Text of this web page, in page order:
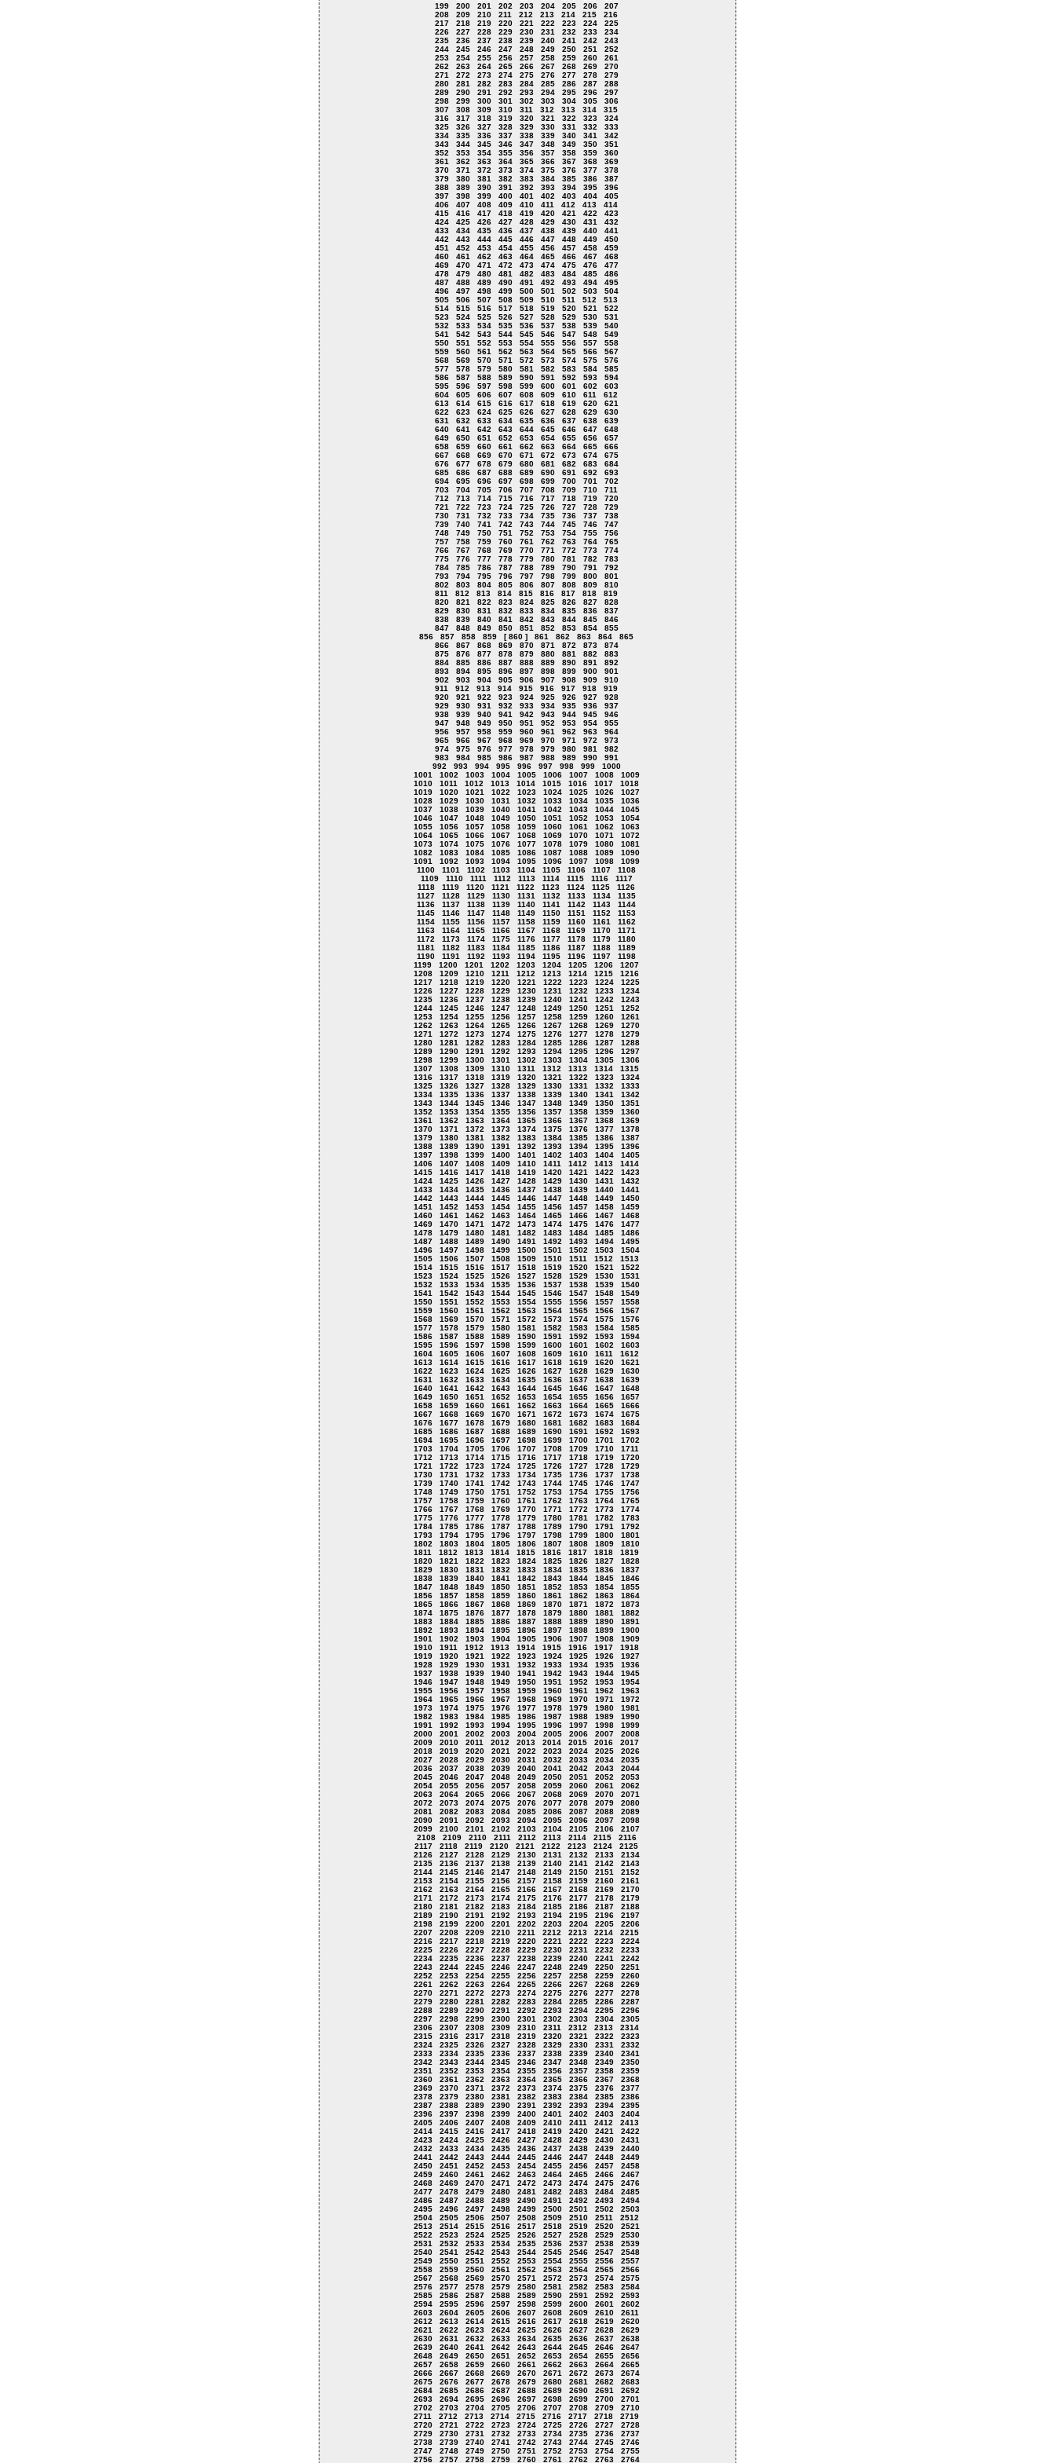
199
200 201 202 203 204 205 206
207
208
209 210 211 212 213 214 215
216
217
218 219 220 221 222 223 224
225
226
227 228 229 230 231 232 233
234
235
236 237 238 239 240 241 242
243
244
245 246 247 248 249 250 251
252
253
254 255 256 257 258 259 260
261
262
263 264 265 266 267 268 269
270
271
272 273 274 275 276 277 278
279
280
281 282 283 284 285 286 287
288
289
290 291 292 293 294 295 296
297
298
299 300 301 302 303 304 305
306
307
308 309 310 311 312 313 314
315
316
317 318 319 320 321 322 323
324
325
326 327 328 329 330 331 332
333
334
335 336 337 338 339 340 341
342
343
344 345 346 347 348 349 350
351
352
353 354 355 356 357 358 359
360
361
362 363 364 365 366 367 368
369
370
371 372 373 374 375 376 377
378
379
380 381 382 383 384 385 386
387
388
389 390 391 392 393 394 395
396
397
398 399 400 401 402 403 404
405
406
407 408 409 410 411 412 413
414
415
416 417 418 419 420 421 422
423
424
425 426 427 428 429 430 431
432
433
434 435 436 437 438 439 440
441
442
443 444 445 446 447 448 449
450
451
452 453 454 455 456 457 458
459
460
461 462 463 464 465 466 467
468
469
470 471 472 473 474 475 476
477
478
479 480 481 482 483 484 485
486
487
488 489 490 491 492 493 494
495
496
497 498 499 500 501 502 503
504
505
506 507 508 509 510 511 512
513
514
515 516 517 518 519 520 521
522
523
524 525 526 527 528 529 530
531
532
533 534 535 536 537 538 539
540
541
542 543 544 545 546 547 548
549
550
551 552 553 554 555 556 557
558
559
560 561 562 563 564 565 566
567
568
569 570 571 572 573 574 575
576
577
578 579 580 581 582 583 584
585
586
587 588 589 590 591 592 593
594
595
596 597 598 599 600 601 602
603
604
605 606 607 608 609 610 611
612
613
614 615 616 617 618 619 620
621
622
623 624 625 626 627 628 629
630
631
632 633 634 635 636 637 638
639
640
641 642 643 644 645 646 647
648
649
650 651 652 653 654 655 656
657
658
659 660 661 662 663 664 665
666
667
668 669 670 671 672 673 674
675
676
677 678 679 680 681 682 683
684
685
686 687 688 689 690 691 692
693
694
695 696 697 698 699 700 701
702
703
704 705 706 707 708 709 710
711
712
713 714 715 716 717 718 719
720
721
722 723 724 725 726 727 728
729
730
731 732 733 734 735 736 737
738
739
740 741 742 743 744 745 746
747
748
749 750 751 752 753 754 755
756
757
758 759 760 761 762 763 764
765
766
767 768 769 770 771 772 773
774
775
776 777 778 779 780 781 782
783
784
785 786 787 788 789 790 791
792
793
794 795 796 797 798 799 800
801
802
803 804 805 806 807 808 809
810
811
812 813 814 815 816 817 818
819
820
821 822 823 824 825 826 827
828
829
830 831 832 833 834 835 836
837
838
839 840 841 842 843 844 845
846
847
848 849 850 851 852 853 854
855
856
857 858 859 [ 860 ] 861 862 863 864
865
866
867 868 869 870 871 872 873
874
875
876 877 878 879 880 881 882
883
884
885 886 887 888 889 890 891
892
893
894 895 896 897 898 899 900
901
902
903 904 905 906 907 908 909
910
911
912 913 914 915 916 917 918
919
920
921 922 923 924 925 926 927
928
929
930 931 932 933 934 935 936
937
938
939 940 941 942 943 944 945
946
947
948 949 950 951 952 953 954
955
956
957 958 959 960 961 962 963
964
965
966 967 968 969 970 971 972
973
974
975 976 977 978 979 980 981
982
983
984 985 986 987 988 989 990
991
992
993 994 995 996 997 998 999
1000
1001
1002 1003 1004 1005 1006 1007 1008
1009
1010
1011 1012 1013 1014 1015 1016 1017
1018
1019
1020 1021 1022 1023 1024 1025 1026
1027
1028
1029 1030 1031 1032 1033 1034 1035
1036
1037
1038 1039 1040 1041 1042 1043 1044
1045
1046
1047 1048 1049 1050 1051 1052 1053
1054
1055
1056 1057 1058 1059 1060 1061 1062
1063
1064
1065 1066 1067 1068 1069 1070 1071
1072
1073
1074 1075 1076 1077 1078 1079 1080
1081
1082
1083 1084 1085 1086 1087 1088 1089
1090
1091
1092 1093 1094 1095 1096 1097 1098
1099
1100
1101 1102 1103 1104 1105 1106 1107
1108
1109
1110 1111 1112 1113 1114 1115 1116
1117
1118
1119 1120 1121 1122 1123 1124 1125
1126
1127
1128 1129 1130 1131 1132 1133 1134
1135
1136
1137 1138 1139 1140 1141 1142 1143
1144
1145
1146 1147 1148 1149 1150 1151 1152
1153
1154
1155 1156 1157 1158 1159 1160 1161
1162
1163
1164 1165 1166 1167 1168 1169 1170
1171
1172
1173 1174 1175 1176 1177 1178 1179
1180
1181
1182 1183 1184 1185 1186 1187 1188
1189
1190
1191 1192 1193 1194 1195 1196 1197
1198
1199
1200 1201 1202 1203 1204 1205 1206
1207
1208
1209 1210 1211 1212 1213 1214 1215
1216
1217
1218 1219 1220 1221 1222 1223 1224
1225
1226
1227 1228 1229 1230 1231 1232 1233
1234
1235
1236 1237 1238 1239 1240 1241 1242
1243
1244
1245 1246 1247 1248 1249 1250 1251
1252
1253
1254 1255 1256 1257 1258 1259 1260
1261
1262
1263 1264 1265 1266 1267 1268 1269
1270
1271
1272 1273 1274 1275 1276 1277 1278
1279
1280
1281 1282 1283 1284 1285 1286 1287
1288
1289
1290 1291 1292 1293 1294 1295 1296
1297
1298
1299 1300 1301 1302 1303 1304 1305
1306
1307
1308 1309 1310 1311 1312 1313 1314
1315
1316
1317 1318 1319 1320 1321 1322 1323
1324
1325
1326 1327 1328 1329 1330 1331 1332
1333
1334
1335 1336 1337 1338 1339 1340 1341
1342
1343
1344 1345 1346 1347 1348 1349 1350
1351
1352
1353 1354 1355 1356 1357 1358 1359
1360
1361
1362 1363 1364 1365 1366 1367 1368
1369
1370
1371 1372 1373 1374 1375 1376 1377
1378
1379
1380 1381 1382 1383 1384 1385 1386
1387
1388
1389 1390 1391 1392 1393 1394 1395
1396
1397
1398 1399 1400 1401 1402 1403 1404
1405
1406
1407 1408 1409 1410 1411 1412 1413
1414
1415
1416 1417 1418 1419 1420 1421 1422
1423
1424
1425 1426 1427 1428 1429 1430 1431
1432
1433
1434 1435 1436 1437 1438 1439 1440
1441
1442
1443 1444 1445 1446 1447 1448 1449
1450
1451
1452 1453 1454 1455 1456 1457 1458
1459
1460
1461 1462 1463 1464 1465 1466 1467
1468
1469
1470 1471 1472 1473 1474 1475 1476
1477
1478
1479 1480 1481 1482 1483 1484 1485
1486
1487
1488 1489 1490 1491 1492 1493 1494
1495
1496
1497 1498 1499 1500 1501 1502 1503
1504
1505
1506 1507 1508 1509 1510 1511 1512
1513
1514
1515 1516 1517 1518 1519 1520 1521
1522
1523
1524 1525 1526 1527 1528 1529 1530
1531
1532
1533 1534 1535 1536 1537 1538 1539
1540
1541
1542 1543 1544 1545 1546 1547 1548
1549
1550
1551 1552 1553 1554 1555 1556 1557
1558
1559
1560 1561 1562 1563 1564 1565 1566
1567
1568
1569 1570 1571 1572 1573 1574 1575
1576
1577
1578 1579 1580 1581 1582 1583 1584
1585
1586
1587 1588 1589 1590 1591 1592 1593
1594
1595
1596 1597 1598 1599 1600 1601 1602
1603
1604
1605 1606 1607 1608 1609 1610 1611
1612
1613
1614 1615 1616 1617 1618 1619 1620
1621
1622
1623 1624 1625 1626 1627 1628 1629
1630
1631
1632 1633 1634 1635 1636 1637 1638
1639
1640
1641 1642 1643 1644 1645 1646 1647
1648
1649
1650 1651 1652 1653 1654 1655 1656
1657
1658
1659 1660 1661 1662 1663 1664 1665
1666
1667
1668 1669 1670 1671 1672 1673 1674
1675
1676
1677 1678 1679 1680 1681 1682 1683
1684
1685
1686 1687 1688 1689 1690 1691 1692
1693
1694
1695 1696 1697 1698 1699 1700 1701
1702
1703
1704 1705 1706 1707 1708 1709 1710
1711
1712
1713 1714 1715 1716 1717 1718 1719
1720
1721
1722 1723 1724 1725 1726 1727 1728
1729
1730
1731 1732 1733 1734 1735 1736 1737
1738
1739
1740 1741 1742 1743 1744 1745 1746
1747
1748
1749 1750 1751 1752 1753 1754 1755
1756
1757
1758 1759 1760 1761 1762 1763 1764
1765
1766
1767 1768 1769 1770 1771 1772 1773
1774
1775
1776 1777 1778 1779 1780 1781 1782
1783
1784
1785 1786 1787 1788 1789 1790 1791
1792
1793
1794 1795 1796 1797 1798 1799 1800
1801
1802
1803 1804 1805 1806 1807 1808 1809
1810
1811
1812 1813 1814 1815 1816 1817 1818
1819
1820
1821 1822 1823 1824 1825 1826 1827
1828
1829
1830 1831 1832 1833 1834 1835 1836
1837
1838
1839 1840 1841 1842 1843 1844 1845
1846
1847
1848 1849 1850 1851 1852 1853 1854
1855
1856
1857 1858 1859 1860 1861 1862 1863
1864
1865
1866 1867 1868 1869 1870 1871 1872
1873
1874
1875 1876 1877 1878 1879 1880 1881
1882
1883
1884 1885 1886 1887 1888 1889 1890
1891
1892
1893 1894 1895 1896 1897 1898 1899
1900
1901
1902 1903 1904 1905 1906 1907 1908
1909
1910
1911 1912 1913 1914 1915 1916 1917
1918
1919
1920 1921 1922 1923 1924 1925 1926
1927
1928
1929 1930 1931 1932 1933 1934 1935
1936
1937
1938 1939 1940 1941 1942 1943 1944
1945
1946
1947 1948 1949 1950 1951 1952 1953
1954
1955
1956 1957 1958 1959 1960 1961 1962
1963
1964
1965 1966 1967 1968 1969 1970 1971
1972
1973
1974 1975 1976 1977 1978 1979 1980
1981
1982
1983 1984 1985 1986 1987 1988 1989
1990
1991
1992 1993 1994 1995 1996 1997 1998
1999
2000
2001 2002 2003 2004 2005 2006 2007
2008
2009
2010 2011 2012 2013 2014 2015 2016
2017
2018
2019 2020 2021 2022 2023 2024 2025
2026
2027
2028 2029 2030 2031 2032 2033 2034
2035
2036
2037 2038 2039 2040 2041 2042 2043
2044
2045
2046 2047 2048 2049 2050 2051 2052
2053
2054
2055 2056 2057 2058 2059 2060 2061
2062
2063
2064 2065 2066 2067 2068 2069 2070
2071
2072
2073 2074 2075 2076 2077 2078 2079
2080
2081
2082 2083 2084 2085 2086 2087 2088
2089
2090
2091 2092 2093 2094 2095 2096 2097
2098
2099
2100 2101 2102 2103 2104 2105 2106
2107
2108
2109 2110 2111 2112 2113 2114 2115
2116
2117
2118 2119 2120 2121 2122 2123 2124
2125
2126
2127 2128 2129 2130 2131 2132 2133
2134
2135
2136 2137 2138 2139 2140 2141 2142
2143
2144
2145 2146 2147 2148 2149 2150 2151
2152
2153
2154 2155 2156 2157 2158 2159 2160
2161
2162
2163 2164 2165 2166 2167 2168 2169
2170
2171
2172 2173 2174 2175 2176 2177 2178
2179
2180
2181 2182 2183 2184 2185 2186 2187
2188
2189
2190 2191 2192 2193 2194 2195 2196
2197
2198
2199 2200 2201 2202 2203 2204 2205
2206
2207
2208 2209 2210 2211 2212 2213 2214
2215
2216
2217 2218 2219 2220 2221 2222 2223
2224
2225
2226 2227 2228 2229 2230 2231 2232
2233
2234
2235 2236 2237 2238 2239 2240 2241
2242
2243
2244 2245 2246 2247 2248 2249 2250
2251
2252
2253 2254 2255 2256 2257 2258 2259
2260
2261
2262 2263 2264 2265 2266 2267 2268
2269
2270
2271 2272 2273 2274 2275 2276 2277
2278
2279
2280 2281 2282 2283 2284 2285 2286
2287
2288
2289 2290 2291 2292 2293 2294 2295
2296
2297
2298 2299 2300 2301 2302 2303 2304
2305
2306
2307 2308 2309 2310 2311 2312 2313
2314
2315
2316 2317 2318 2319 2320 2321 2322
2323
2324
2325 2326 2327 2328 2329 2330 2331
2332
2333
2334 2335 2336 2337 2338 2339 2340
2341
2342
2343 2344 2345 2346 2347 2348 2349
2350
2351
2352 2353 2354 2355 2356 2357 2358
2359
2360
2361 2362 2363 2364 2365 2366 2367
2368
2369
2370 2371 2372 2373 2374 2375 2376
2377
2378
2379 2380 2381 2382 2383 2384 2385
2386
2387
2388 2389 2390 2391 2392 2393 2394
2395
2396
2397 2398 2399 2400 2401 2402 2403
2404
2405
2406 2407 2408 2409 2410 2411 2412
2413
2414
2415 2416 2417 2418 2419 2420 2421
2422
2423
2424 2425 2426 2427 2428 2429 2430
2431
2432
2433 2434 2435 2436 2437 2438 2439
2440
2441
2442 2443 2444 2445 2446 2447 2448
2449
2450
2451 2452 2453 2454 2455 2456 2457
2458
2459
2460 2461 2462 2463 2464 2465 2466
2467
2468
2469 2470 2471 2472 2473 2474 2475
2476
2477
2478 2479 2480 2481 2482 2483 2484
2485
2486
2487 2488 2489 2490 2491 2492 2493
2494
2495
2496 2497 2498 2499 2500 2501 2502
2503
2504
2505 2506 2507 2508 2509 2510 2511
2512
2513
2514 2515 2516 2517 2518 2519 2520
2521
2522
2523 2524 2525 2526 2527 2528 2529
2530
2531
2532 2533 2534 2535 2536 2537 2538
2539
2540
2541 2542 2543 2544 2545 2546 2547
2548
2549
2550 2551 2552 2553 2554 2555 2556
2557
2558
2559 2560 2561 2562 2563 2564 2565
2566
2567
2568 2569 2570 2571 2572 2573 2574
2575
2576
2577 2578 2579 2580 2581 2582 2583
2584
2585
2586 2587 2588 2589 2590 2591 2592
2593
2594
2595 2596 2597 2598 2599 2600 2601
2602
2603
2604 2605 2606 2607 2608 2609 2610
2611
2612
2613 2614 2615 2616 2617 2618 2619
2620
2621
2622 2623 2624 2625 2626 2627 2628
2629
2630
2631 2632 2633 2634 2635 2636 2637
2638
2639
2640 2641 2642 2643 2644 2645 2646
2647
2648
2649 2650 2651 2652 2653 2654 2655
2656
2657
2658 2659 2660 2661 2662 2663 2664
2665
2666
2667 2668 2669 2670 2671 2672 2673
2674
2675
2676 2677 2678 2679 2680 2681 2682
2683
2684
2685 2686 2687 2688 2689 2690 2691
2692
2693
2694 2695 2696 2697 2698 2699 2700
2701
2702
2703 2704 2705 2706 2707 2708 2709
2710
2711
2712 2713 2714 2715 2716 2717 2718
2719
2720
2721 2722 2723 2724 2725 2726 2727
2728
2729
2730 2731 2732 2733 2734 2735 2736
2737
2738
2739 2740 2741 2742 2743 2744 2745
2746
2747
2748 2749 2750 2751 2752 2753 2754
2755
2756
2757 2758 2759 2760 2761 2762 2763 2764